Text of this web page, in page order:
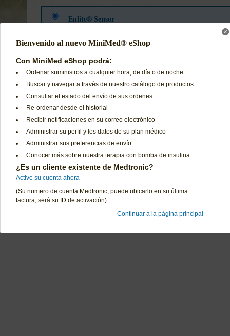
Enlite® Sensor
Sensor de Glucosa Enlite® (Caja con 5 piezas)
Código de producto:
**ESTE PRODUCTO REQUIERE AUTORIZACION DE SU EPS**
Preguntas Frecuentes
Contáctenos
Política de Cambios y Devoluciones
Declaración de Privacidad
Bienvenido al nuevo MiniMed® eShop
Con MiniMed eShop podrá:
Ordenar suministros a cualquier hora, de día o de noche
Buscar y navegar a través de nuestro catálogo de productos
Consultar el estado del envío de sus ordenes
Re-ordenar desde el historial
Recibir notificaciones en su correo electrónico
Administrar su perfil y los datos de su plan médico
Administrar sus preferencias de envío
Conocer más sobre nuestra terapia con bomba de insulina
¿Es un cliente existente de Medtronic?
Active su cuenta ahora
(Su numero de cuenta Medtronic, puede ubicarlo en su última
factura, será su ID de activación)
Continuar a la página principal